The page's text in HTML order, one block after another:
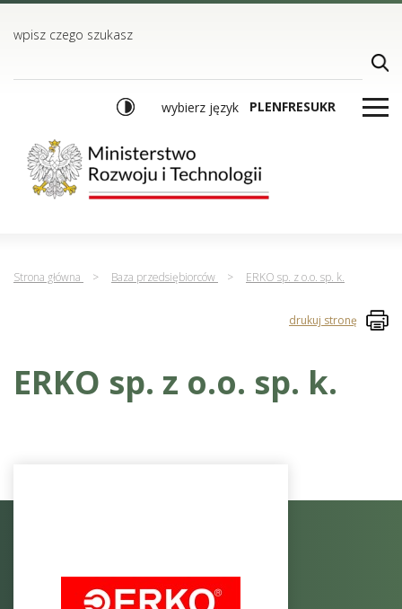
TREŚĆ
MENU GŁÓWNE
WYSZUKIWARKA
wpisz czego szukasz
wybierz język PLENFRESUKR
Strona główna > Baza przedsiębiorców > ERKO sp. z o.o. sp. k.
drukuj stronę
ERKO sp. z o.o. sp. k.